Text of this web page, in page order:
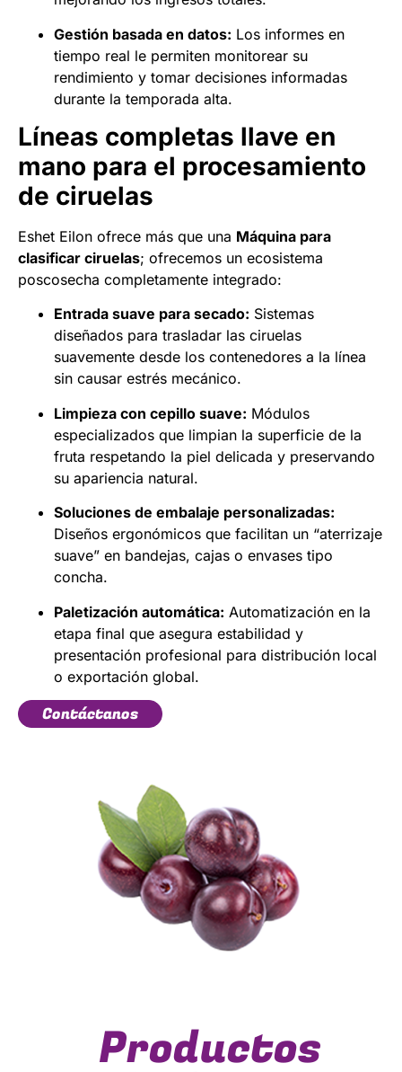
Gestión basada en datos: Los informes en
tiempo real le permiten monitorear su
rendimiento y tomar decisiones informadas
durante la temporada alta.
Líneas completas llave en
mano para el procesamiento
de ciruelas
Eshet Eilon ofrece más que una Máquina para
clasificar ciruelas; ofrecemos un ecosistema
poscosecha completamente integrado:
Entrada suave para secado: Sistemas
diseñados para trasladar las ciruelas
suavemente desde los contenedores a la línea
sin causar estrés mecánico.
Limpieza con cepillo suave: Módulos
especializados que limpian la superficie de la
fruta respetando la piel delicada y preservando
su apariencia natural.
Soluciones de embalaje personalizadas:
Diseños ergonómicos que facilitan un “aterrizaje
suave” en bandejas, cajas o envases tipo
concha.
Paletización automática: Automatización en la
etapa final que asegura estabilidad y
presentación profesional para distribución local
o exportación global.
Contáctanos
Productos